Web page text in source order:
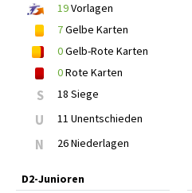
19Vorlagen
7Gelbe Karten
0Gelb-Rote Karten
0Rote Karten
S 18 Siege
U 11 Unentschieden
N 26 Niederlagen
D2-Junioren